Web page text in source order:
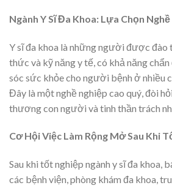
Ngành Y Sĩ Đa Khoa: Lựa Chọn
Y sĩ đa khoa là những người được đào
thức và kỹ năng y tế, có khả năng
sóc sức khỏe cho người bệnh ở nhiều
Đây là một nghề nghiệp cao quý, đòi
thương con người và tinh thần trách
Cơ Hội Việc Làm Rộng Mở Sau Khi
Sau khi tốt nghiệp ngành y sĩ đa khoa,
các bệnh viện, phòng khám đa khoa,